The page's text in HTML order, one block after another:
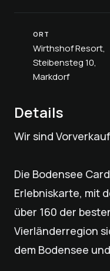
ORT
Wirthshof Resort,
Steibensteg 10,
Markdorf
Details
Wir sind
Die Bodensee
Erlebniskarte, mit
über 160 der
Vierländerregion
dem Bodensee